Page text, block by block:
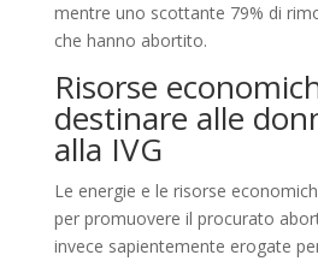
mentre uno scottante 79% di
che hanno abortito.
Risorse
destinare alle
alla IVG
Le energie e le risorse
per promuovere il procurato
invece sapientemente erogate